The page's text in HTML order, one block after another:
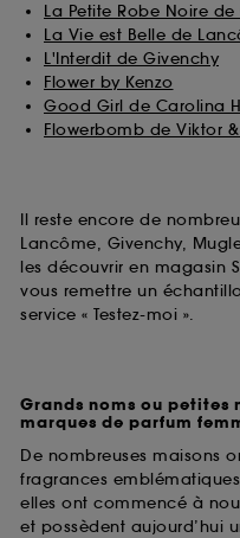
La Petite Robe Noire
La Vie est Belle de
L'Interdit de Givenchy
Flower by Kenzo
Good Girl de Carolina
Flowerbomb de Viktor
Il reste encore de
Lancôme, Givenchy,
les découvrir en magasin
vous remettre un
service « Testez-moi ».
Grands noms ou petites
marques de parfum
De nombreuses maisons
fragrances
elles ont commencé à
et possèdent aujourd’hui